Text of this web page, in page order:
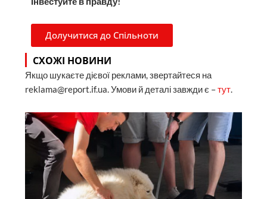
Долучитися до Спільноти
СХОЖІ НОВИНИ
Якщо шукаєте дієвої реклами, звертайтеся на
reklama@report.if.ua. Умови й деталі завжди є –тут.